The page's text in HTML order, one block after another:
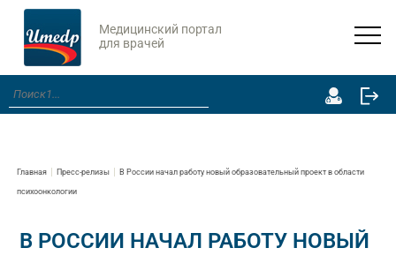
Медицинский портал
для врачей
Главная Пресс-релизы В России начал работу новый образовательный проект в области
психоонкологии
В РОССИИ НАЧАЛ РАБОТУ НОВЫЙ